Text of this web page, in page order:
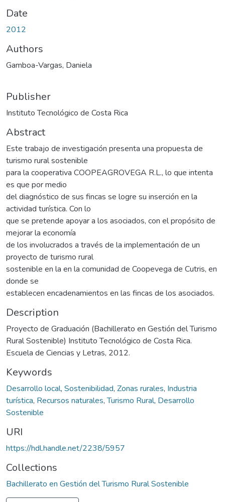
Date
2012
Authors
Gamboa-Vargas, Daniela
Publisher
Instituto Tecnológico de Costa Rica
Abstract
Este trabajo de investigación presenta una propuesta de
turismo rural sostenible
para la cooperativa COOPEAGROVEGA R.L., lo que intenta
es que por medio
del diagnóstico de sus fincas se logre su inserción en la
actividad turística. Con lo
que se pretende apoyar a los asociados, con el propósito de
mejorar la economía
de los involucrados a través de la implementación de un
proyecto de turismo rural
sostenible en la en la comunidad de Coopevega de Cutris, en
donde se
establecen encadenamientos en las fincas de los asociados.
Description
Proyecto de Graduación (Bachillerato en Gestión del Turismo
Rural Sostenible) Instituto Tecnológico de Costa Rica.
Escuela de Ciencias y Letras, 2012.
Keywords
Desarrollo local, Sostenibilidad, Zonas rurales, Industria
turística, Recursos naturales,Turismo Rural, Desarrollo
Sostenible
URI
https://hdl.handle.net/2238/5957
Collections
Bachillerato en Gestión del Turismo Rural Sostenible